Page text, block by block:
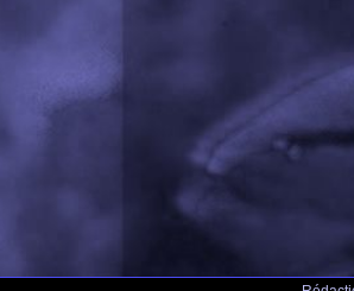
Rédaction